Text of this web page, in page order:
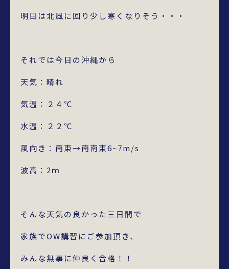
明日は北風に回り少し寒くなりそう・・・
それでは今日の沖縄から
天気：晴れ
気温：２４℃
水温：２２℃
風向き：南東→南南東6~7m/s
波高：2ｍ
そんな天気の良かった三日間で
家族でOW講習にご参加頂き、
みんな無事に仲良く合格！！